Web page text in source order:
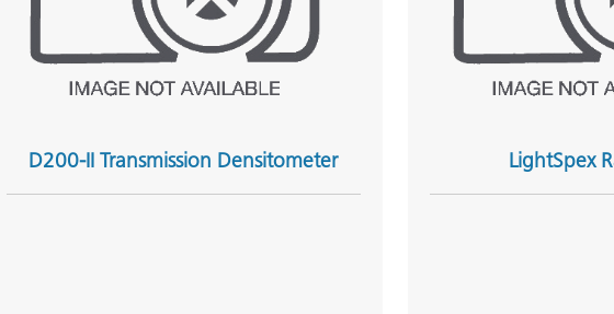
D200-II Transmission Densitometer LightSpex